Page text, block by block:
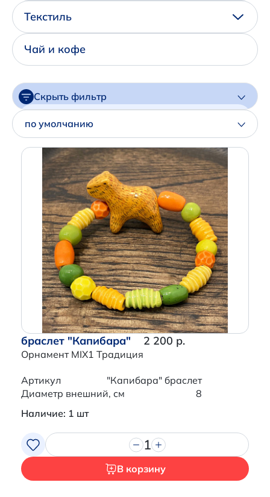
Написать нам в Телеграм
+7 (925) 294-91-85
,
+7 (926) 702-09-76
Текстиль
Чай и кофе
Скрыть фильтр
Артикул
Производитель
по умолчанию
браслет "Капибара"
Орнамент MIX1 Традиция
2 200 р.
Артикул
"Капибара" браслет
Диаметр внешний, см
8
Наличие: 1 шт
1
В корзину